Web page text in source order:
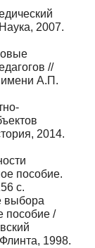
2007.
//
имени А.П.
2014.
пособие.
с.
выбора
пособие /
1998.